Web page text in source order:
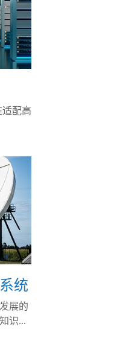
适配高
统
展的
识...